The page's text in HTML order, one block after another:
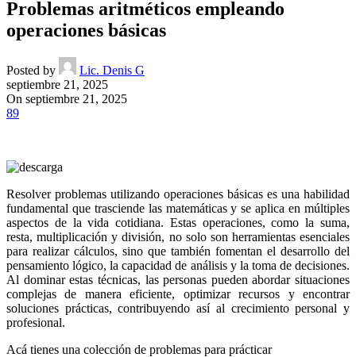
Problemas aritméticos empleando
operaciones básicas
Posted by
Lic. Denis G
septiembre 21, 2025
On septiembre 21, 2025
89
Resolver problemas utilizando operaciones básicas es una habilidad
fundamental que trasciende las matemáticas y se aplica en múltiples
aspectos de la vida cotidiana. Estas operaciones, como la suma,
resta, multiplicación y división, no solo son herramientas esenciales
para realizar cálculos, sino que también fomentan el desarrollo del
pensamiento lógico, la capacidad de análisis y la toma de decisiones.
Al dominar estas técnicas, las personas pueden abordar situaciones
complejas de manera eficiente, optimizar recursos y encontrar
soluciones prácticas, contribuyendo así al crecimiento personal y
profesional.
Acá tienes una colección de problemas para prácticar